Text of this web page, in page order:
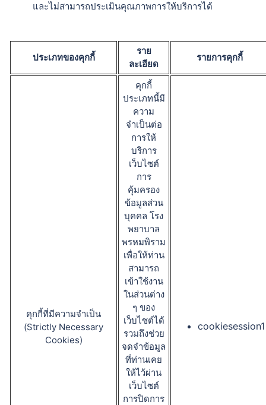
และไม่สามารถประเมินคุณภาพการให้บริการได้
ประเภทของคุกกี้
ราย
ละเอียด
รายการคุกกี้
คุกกี้ที่มีความจำเป็น
(Strictly Necessary
Cookies)
คุกกี้
ประเภทนี้มี
ความ
จำเป็นต่อ
การให้
บริการ
เว็บไซต์
การ
คุ้มครอง
ข้อมูลส่วน
บุคคล โรง
พยาบาล
พรหมพิราม
เพื่อให้ท่าน
สามารถ
เข้าใช้งาน
ในส่วนต่าง
ๆ ของ
เว็บไซต์ได้
รวมถึงช่วย
จดจำข้อมูล
ที่ท่านเคย
ให้ไว้ผ่าน
เว็บไซต์
การปิดการ
cookiesession1